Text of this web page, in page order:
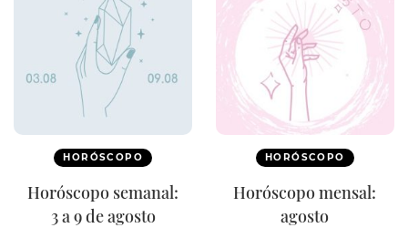
HORÓSCOPO
Horóscopo semanal:
3 a 9 de agosto
HORÓSCOPO
Horóscopo mensal:
agosto